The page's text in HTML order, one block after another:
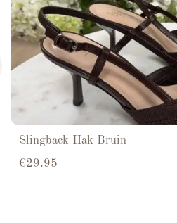
Slingback Hak Bruin
€29.95